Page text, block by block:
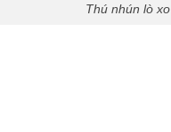
Thú nhún lò xo